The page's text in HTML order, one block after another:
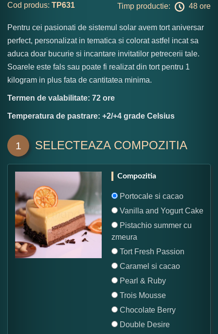
Cod produs: TP631 Timp productie: 48 ore
Pentru cei pasionati de sistemul solar avem tort aniversar
perfect, personalizat in tematica si colorat astfel incat sa
aduca doar bucurie si incantare invitatilor petrecerii tale.
Soarele este fals sau poate fi realizat din tort pentru 1
kilogram in plus fata de cantitatea minima.
Termen de valabilitate: 72 ore
Temperatura de pastrare: +2/+4 grade Celsius
1 SELECTEAZA COMPOZITIA
Compozitia
Portocale si cacao
Vanilla and Yogurt Cake
Pistachio summer cu
zmeura
Tort Fresh Passion
Caramel si cacao
Pearl & Ruby
Trois Mousse
Chocolate Berry
Double Desire